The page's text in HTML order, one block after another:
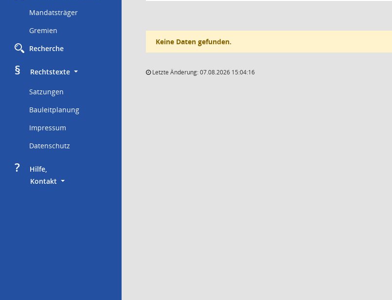
Mandatsträger
Gremien
Recherche
§
     Rechtstexte
Satzungen
Bauleitplanung
Impressum
Datenschutz
?
     Hilfe,
Kontakt
Keine Daten gefunden.
Letzte Änderung: 07.08.2026 15:04:16